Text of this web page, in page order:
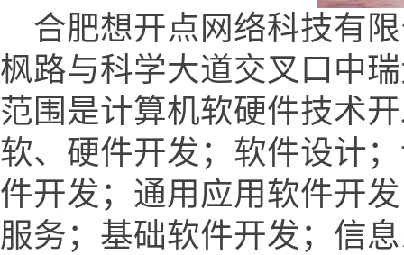
合肥想开点网络科技有
枫路与科学大道交叉口中
范围是计算机软硬件技术
软、硬件开发；软件设计
件开发；通用应用软件开
服务；基础软件开发；信